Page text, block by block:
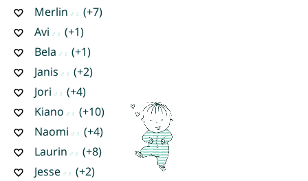
Merlin
(+7)
Avi
(+1)
Bela
(+1)
Janis
(+2)
Jori
(+4)
Kiano
(+10)
Naomi
(+4)
Laurin
(+8)
Jesse
(+2)